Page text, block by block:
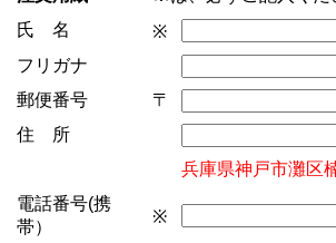
氏 名
※
フリガナ
郵便番号
〒
住 所
兵庫県神戸市灘区
電話番号(携
帯）
※